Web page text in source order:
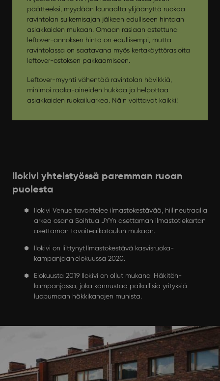
päätteeksi, myydään lounaalta ylijäänyttä ruokaa
ravintolan sulkemisajan jälkeen edulliseen hintaan
asiakkaiden mukaan. Omaan rasiaan ostettuna
leftover-annoksen hinta on edullisempi, mutta
ravintolassa on saatavana myös kertakäyttörasioita
leftover-ostoksen pakkaamiseen.
Leftover-myynti vähentää ravintolan hävikkiä,
minimoi raaka-aineiden hukkaa ja helpottaa
asiakkaiden ruokailuarkea. Näin voittavat kaikki!
Ilokivi yhteistyössä paremman ruoan
puolesta
Ilokivi Venue tavoittelee ilmastokestävää, hiilineutraalia
arkea osana Soihtua JYYn asettaman ilmastotiekartan
asettaman tavoiteaikataulun mukaan.
Ilokivi on liittynytIlmastokestävä kasvisruoka-
kampanjaanelokuussa 2020.
Elokuusta 2019 Ilokivi on ollut mukana Häkitön-
kampanjassa, joka kannustaa paikallisia yrityksiä
luopumaan häkkikanojen munista.